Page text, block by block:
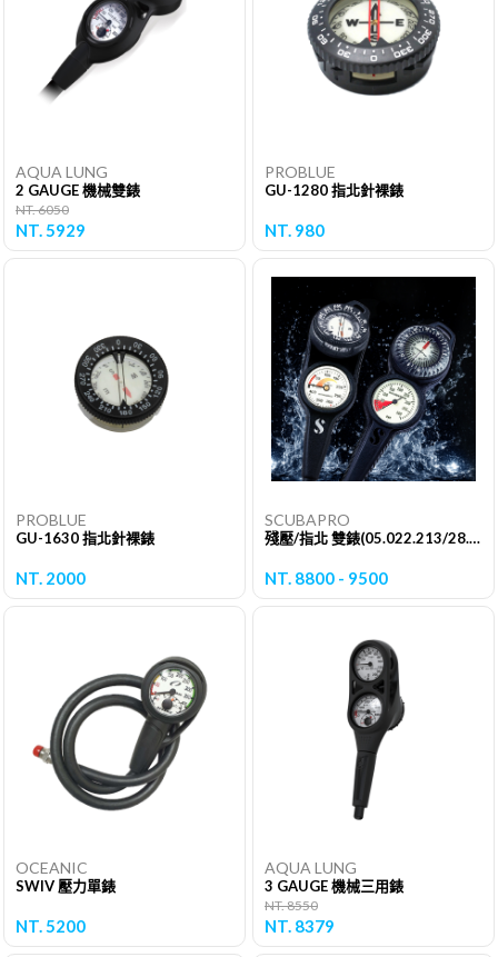
AQUA LUNG
2 GAUGE 機械雙錶
NT. 6050
NT. 5929
PROBLUE
GU-1280 指北針裸錶
NT. 980
PROBLUE
GU-1630 指北針裸錶
NT. 2000
SCUBAPRO
殘壓/指北 雙錶(05.022.213/28.721.000)
NT. 8800 - 9500
OCEANIC
SWIV 壓力單錶
NT. 5200
AQUA LUNG
3 GAUGE 機械三用錶
NT. 8550
NT. 8379